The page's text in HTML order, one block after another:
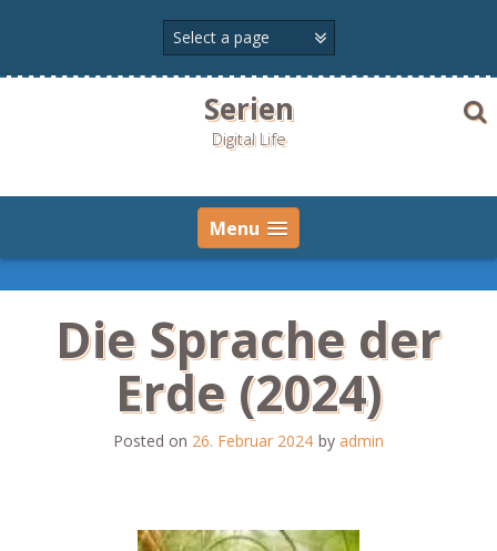
Serien
Digital Life
Menu
Die Sprache der
Erde (2024)
Posted on 26. Februar 2024 by admin